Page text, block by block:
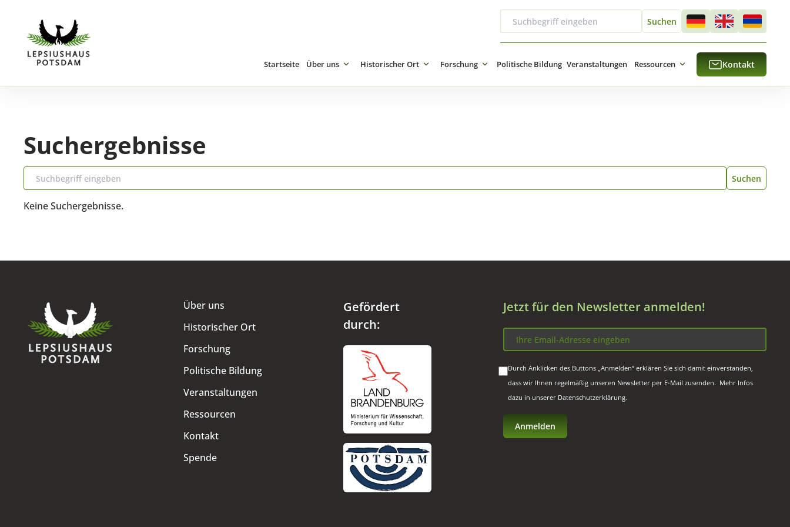
Startseite Über uns Historischer Ort Forschung Politische Bildung Veranstaltungen Ressourcen Kontakt
Suchergebnisse
Keine Suchergebnisse.
Über uns
Historischer Ort
Forschung
Politische Bildung
Veranstaltungen
Ressourcen
Kontakt
Spende
Gefördert
durch:
Jetzt für den Newsletter anmelden!
Durch Anklicken des Buttons „Anmelden“ erklären Sie sich damit einverstanden,
dass wir Ihnen regelmäßig unseren Newsletter per E-Mail zusenden. Mehr Infos
dazu in unserer Datenschutzerklärung.